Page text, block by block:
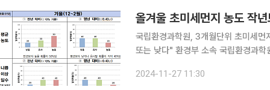
올겨울 초미세먼지 농도 작
국립환경과학원, 3개월단위 초미세
또는 낮다" 환경부 소속 국립환경과학원은 겨울철, 봄철 초미세먼지 농도 계절 전망을 27일부터 3
으로 예상됐다. 국립환경과
2024-11-27 11:30